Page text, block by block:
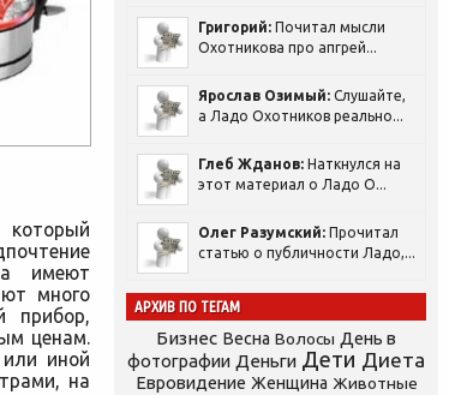
имеют
много
прибор,
ценам.
иной
на
Григорий: Почитал мысли
Охотникова про апгрей...
Ярослав Озимый: Слушайте,
а Ладо Охотников реально...
Глеб Жданов: Наткнулся на
этот материал о Ладо О...
Олег Разумский: Прочитал
статью о публичности Ладо,...
АРХИВ ПО ТЕГАМ
Бизнес Весна Волосы День в
фотографии Деньги Дети Диета
Евровидение Женщина Животные